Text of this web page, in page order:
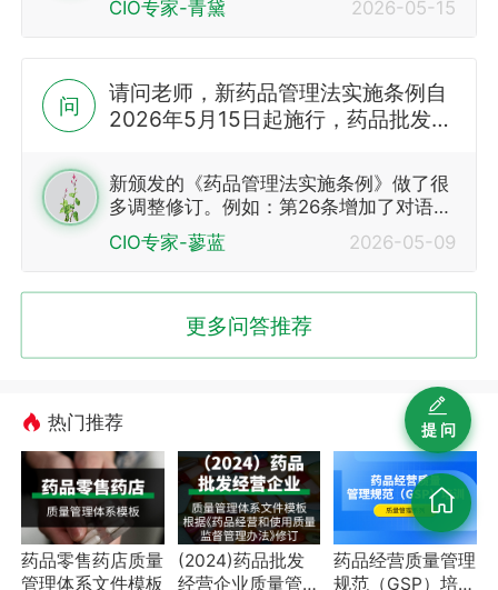
提 问
验证校准、异常应急处理、委托储运管控
CIO专家-青黛 2026-05-15
问
请问老师，新药品管理法实施条例自
2026年5月15日起施行，药品批发企
了对药品经营的修改条款并不多。
新颁发的《药品管理法实施条例》做了很
多调整修订。例如：第26条增加了对语
音、盲文、电子版本药品标签、说明书的
要求；第29条要求中药饮片生产企业建立
省级炮制规范炮…
CIO专家-蓼蓝 2026-05-09
更多问答推荐
热门推荐
药品零售药店质量
管理体系文件模板
(2024)药品批发
经营企业质量管理
药品经营质量管理
规范（GSP）培